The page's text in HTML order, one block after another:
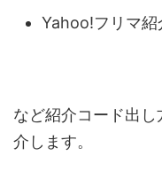
Yahoo!フリマ紹
など紹介コード出
介します。